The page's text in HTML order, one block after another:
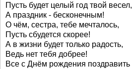
Пусть будет целый год твой весел,
А праздник - бесконечным!
О чём, сестра, тебе мечталось,
Пусть сбудется скорее!
А в жизни будет только радость,
Ведь нет тебя добрее!
Все с Днём рождения поздравить